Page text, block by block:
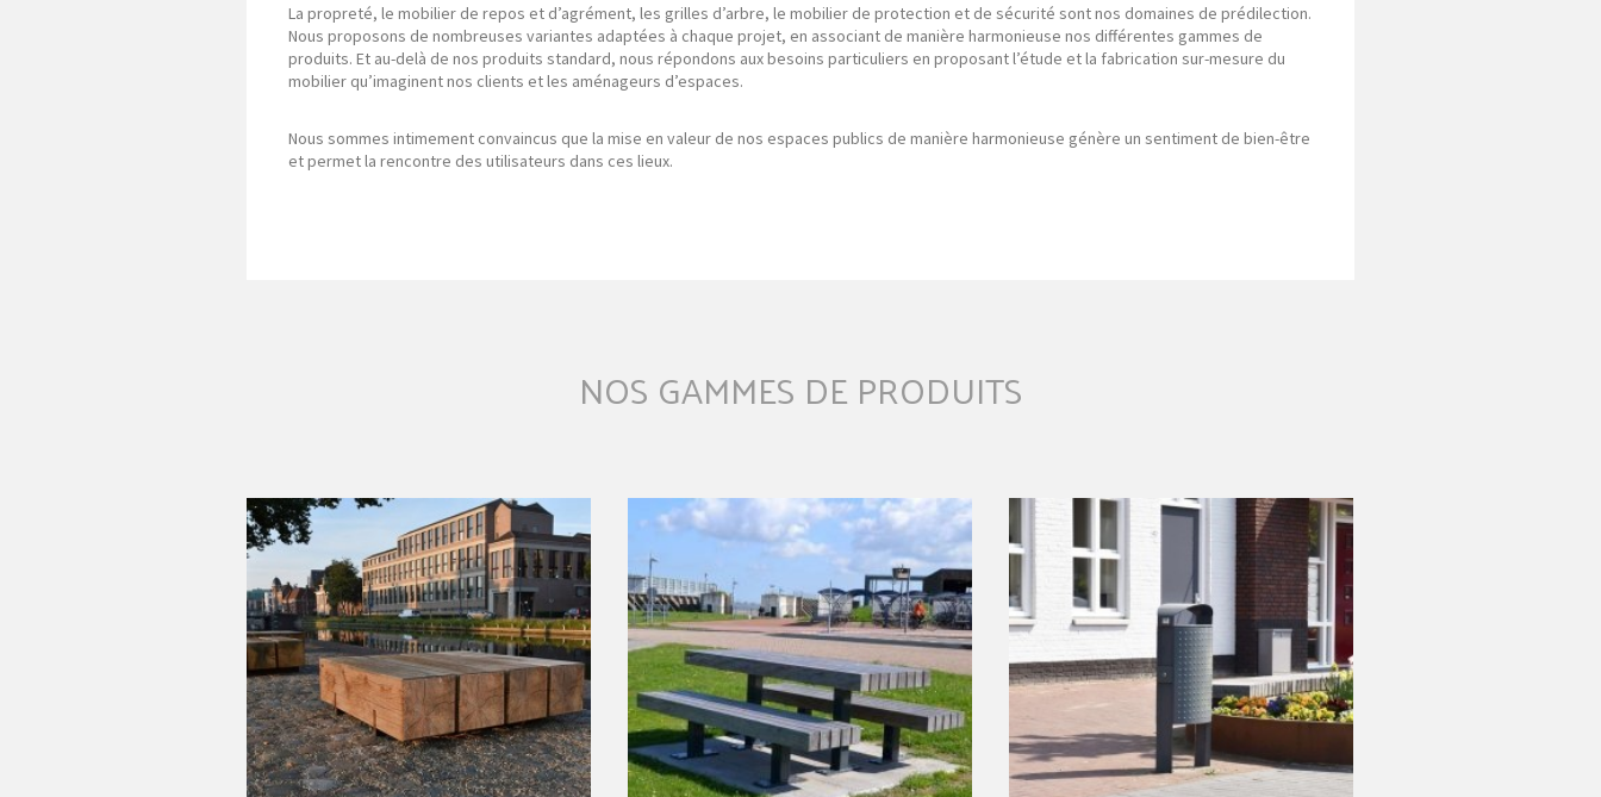
La propreté, le mobilier de repos et d’agrément, les grilles d’arbre, le mobilier de protection et de sécurité sont nos domaines de prédilection.
Nous proposons de nombreuses variantes adaptées à chaque projet, en associant de manière harmonieuse nos différentes gammes de
produits. Et au-delà de nos produits standard, nous répondons aux besoins particuliers en proposant l’étude et la fabrication sur-mesure du
mobilier qu’imaginent nos clients et les aménageurs d’espaces.
Nous sommes intimement convaincus que la mise en valeur de nos espaces publics de manière harmonieuse génère un sentiment de bien-être
et permet la rencontre des utilisateurs dans ces lieux.
NOS GAMMES DE PRODUITS